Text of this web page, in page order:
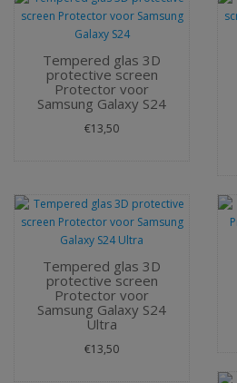
Tempered glas 3D
protective screen
Protector voor
Samsung Galaxy S24
€13,50
Tempered glas 3D
protective screen
Protector voor
Samsung Galaxy S24
Ultra
€13,50